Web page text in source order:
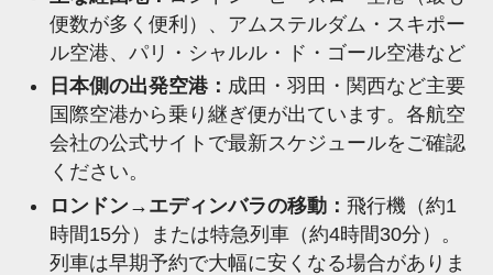
便数が多く便利）、アムステルダム・スキポー
ル空港、パリ・シャルル・ド・ゴール空港など
日本側の出発空港： 成田・羽田・関西など主要
国際空港から乗り継ぎ便が出ています。各航空
会社の公式サイトで最新スケジュールをご確認
ください。
ロンドン→エディンバラの移動： 飛行機（約1
時間15分）または特急列車（約4時間30分）。
列車は早期予約で大幅に安くなる場合がありま